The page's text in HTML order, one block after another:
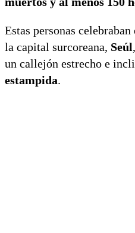
Estas personas
la capital surcoreana, Seúl
un callejón estrecho e
estampida.